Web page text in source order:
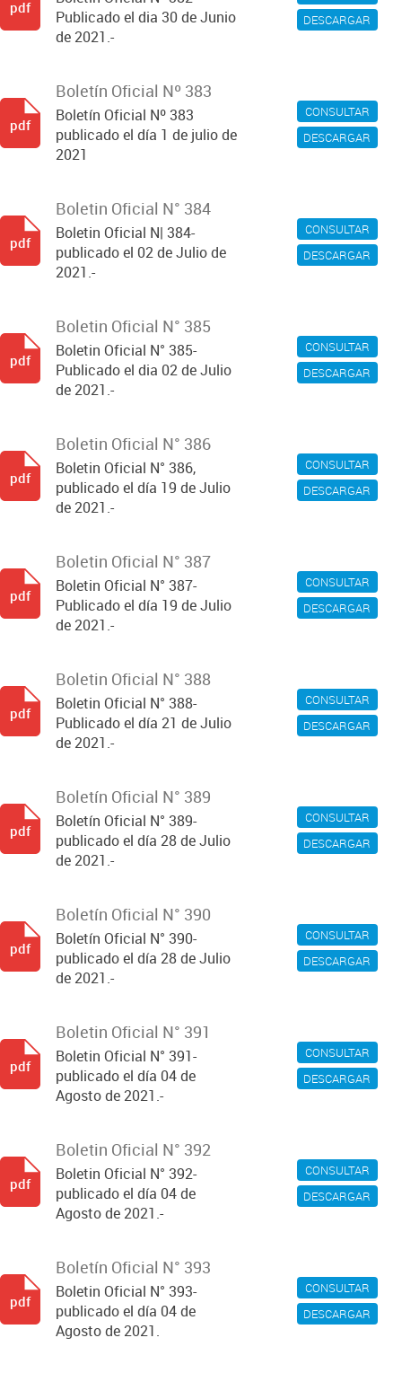
DESCARGAR
Publicado el dia 30 de Junio
de 2021.-
pdf
CONSULTAR
DESCARGAR
Boletín Oficial Nº 383
Boletín Oficial Nº 383
publicado el día 1 de julio de
2021
pdf
CONSULTAR
DESCARGAR
Boletin Oficial N° 384
Boletin Oficial N| 384-
publicado el 02 de Julio de
2021.-
pdf
CONSULTAR
DESCARGAR
Boletin Oficial N° 385
Boletin Oficial N° 385-
Publicado el dia 02 de Julio
de 2021.-
pdf
CONSULTAR
DESCARGAR
Boletin Oficial N° 386
Boletin Oficial N° 386,
publicado el día 19 de Julio
de 2021.-
pdf
CONSULTAR
DESCARGAR
Boletin Oficial N° 387
Boletin Oficial N° 387-
Publicado el día 19 de Julio
de 2021.-
pdf
CONSULTAR
DESCARGAR
Boletin Oficial N° 388
Boletin Oficial N° 388-
Publicado el día 21 de Julio
de 2021.-
pdf
CONSULTAR
DESCARGAR
Boletín Oficial N° 389
Boletín Oficial N° 389-
publicado el día 28 de Julio
de 2021.-
pdf
CONSULTAR
DESCARGAR
Boletín Oficial N° 390
Boletín Oficial N° 390-
publicado el día 28 de Julio
de 2021.-
pdf
CONSULTAR
DESCARGAR
Boletin Oficial N° 391
Boletin Oficial N° 391-
publicado el día 04 de
Agosto de 2021.-
pdf
CONSULTAR
DESCARGAR
Boletin Oficial N° 392
Boletin Oficial N° 392-
publicado el día 04 de
Agosto de 2021.-
pdf
CONSULTAR
DESCARGAR
Boletín Oficial N° 393
Boletin Oficial N° 393-
publicado el día 04 de
Agosto de 2021.
pdf